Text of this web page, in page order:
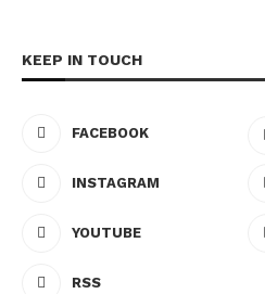
KEEP IN TOUCH
FACEBOOK
INSTAGRAM
YOUTUBE
RSS